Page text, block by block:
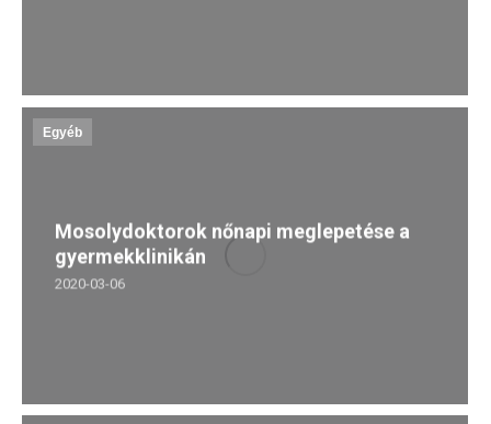
Egyéb
Mosolydoktorok nőnapi meglepetése a
gyermekklinikán
2020-03-06